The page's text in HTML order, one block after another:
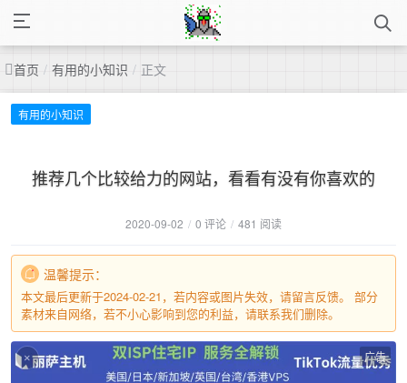
首页 / 有用的小知识 / 正文
有用的小知识
推荐几个比较给力的网站，看看有没有你喜欢的
2020-09-02 / 0 评论 / 481 阅读
温馨提示：
本文最后更新于2024-02-21，若内容或图片失效，请留言反馈。 部分
素材来自网络，若不小心影响到您的利益，请联系我们删除。
× 广告